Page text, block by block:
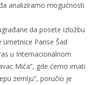
analiziramo mogućnosti
da posete izložbu
umetnice Parise Šad
u Internacionalnom
Mića“, gde ćemo imati
zemlju“, poručio je